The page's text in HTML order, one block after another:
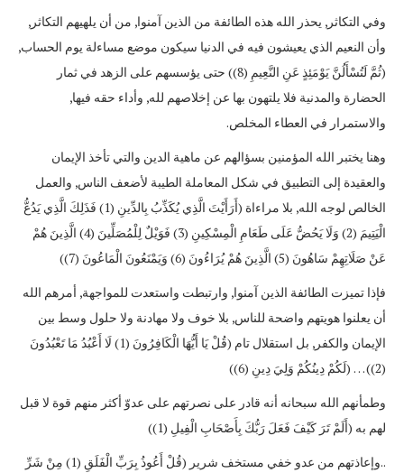
وفي التكاثر, يحذر الله هذه الطائفة من الذين آمنوا, من أن يلهيهم التكاثر,
وأن النعيم الذي يعيشون فيه في الدنيا سيكون موضع مساءلة يوم الحساب,
(ثُمَّ لَتُسْأَلُنَّ يَوْمَئِذٍ عَنِ النَّعِيمِ (8)) حتى يؤسسهم على الزهد في ثمار
الحضارة والمدنية فلا يلتهون بها عن إخلاصهم لله, وأداء حقه فيها,
والاستمرار في العطاء المخلص.
وهنا يختبر الله المؤمنين بسؤالهم عن ماهية الدين والتي تأخذ الإيمان
والعقيدة إلى التطبيق في شكل المعاملة الطيبة لأضعف الناس, والعمل
الخالص لوجه الله, بلا مراءاة (أَرَأَيْتَ الَّذِي يُكَذِّبُ بِالدِّينِ (1) فَذَلِكَ الَّذِي يَدُعُّ
الْيَتِيمَ (2) وَلَا يَحُضُّ عَلَى طَعَامِ الْمِسْكِينِ (3) فَوَيْلٌ لِلْمُصَلِّينَ (4) الَّذِينَ هُمْ
عَنْ صَلَاتِهِمْ سَاهُونَ (5) الَّذِينَ هُمْ يُرَاءُونَ (6) وَيَمْنَعُونَ الْمَاعُونَ (7))
فإذا تميزت الطائفة الذين آمنوا, وارتبطت واستعدت للمواجهة, أمرهم الله
أن يعلنوا هويتهم واضحة للناس, بلا خوف ولا مهادنة ولا حلول وسط بين
الإيمان والكفر, بل استقلال تام (قُلْ يَا أَيُّهَا الْكَافِرُونَ (1) لَا أَعْبُدُ مَا تَعْبُدُونَ
(2)) … (لَكُمْ دِينُكُمْ وَلِيَ دِينِ (6))
وطمأنهم الله سبحانه أنه قادر على نصرتهم على عدوّ أكثر منهم قوة لا قبل
لهم به (أَلَمْ تَرَ كَيْفَ فَعَلَ رَبُّكَ بِأَصْحَابِ الْفِيلِ (1))
..وإعاذتهم من عدو خفي مستخف شرير (قُلْ أَعُوذُ بِرَبِّ الْفَلَقِ (1) مِنْ شَرِّ